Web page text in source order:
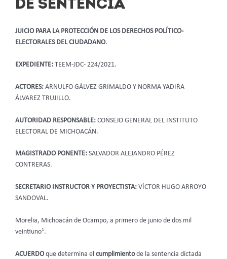
DE SENTENCIA
JUICIO PARA LA PROTECCIÓN DE LOS DERECHOS POLÍTICO-
ELECTORALES DEL CIUDADANO.
EXPEDIENTE: TEEM-JDC- 224/2021.
ACTORES: ARNULFO GÁLVEZ GRIMALDO Y NORMA YADIRA
ÁLVAREZ TRUJILLO.
AUTORIDAD RESPONSABLE: CONSEJO GENERAL DEL INSTITUTO
ELECTORAL DE MICHOACÁN.
MAGISTRADO PONENTE: SALVADOR ALEJANDRO PÉREZ
CONTRERAS.
SECRETARIO INSTRUCTOR Y PROYECTISTA: VÍCTOR HUGO ARROYO
SANDOVAL.
Morelia, Michoacán de Ocampo, a primero de junio de dos mil
veintiuno1.
ACUERDOque determina el cumplimientode la sentencia dictada